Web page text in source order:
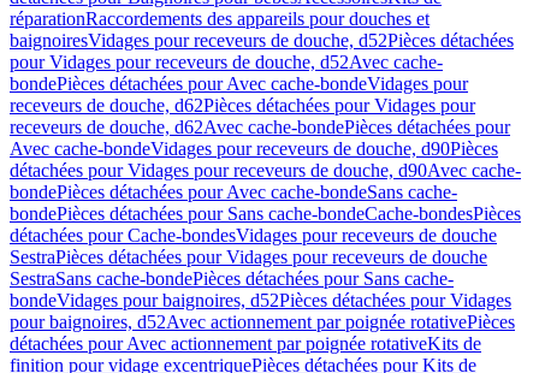
réparationRaccordements des appareils pour douches et
baignoiresVidages pour receveurs de douche, d52Pièces détachées
pour Vidages pour receveurs de douche, d52Avec cache-
bondePièces détachées pour Avec cache-bondeVidages pour
receveurs de douche, d62Pièces détachées pour Vidages pour
receveurs de douche, d62Avec cache-bondePièces détachées pour
Avec cache-bondeVidages pour receveurs de douche, d90Pièces
détachées pour Vidages pour receveurs de douche, d90Avec cache-
bondePièces détachées pour Avec cache-bondeSans cache-
bondePièces détachées pour Sans cache-bondeCache-bondesPièces
détachées pour Cache-bondesVidages pour receveurs de douche
SestraPièces détachées pour Vidages pour receveurs de douche
SestraSans cache-bondePièces détachées pour Sans cache-
bondeVidages pour baignoires, d52Pièces détachées pour Vidages
pour baignoires, d52Avec actionnement par poignée rotativePièces
détachées pour Avec actionnement par poignée rotativeKits de
finition pour vidage excentriquePièces détachées pour Kits de